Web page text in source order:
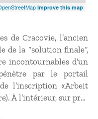
Improve this map
de Cracovie, l’ancien
de la “solution finale“,
incontournables d’un
par le portail
l’inscription «Arbeit
À l’intérieur, sur près
miradors et de fils